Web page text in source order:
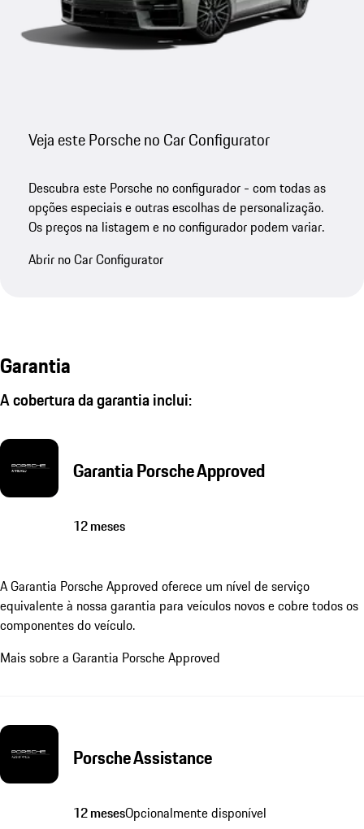
Veja este Porsche no Car Configurator
Descubra este Porsche no configurador - com todas as
opções especiais e outras escolhas de personalização.
Os preços na listagem e no configurador podem variar.
Abrir no Car Configurator
Garantia
A cobertura da garantia inclui:
Garantia Porsche Approved
12 meses
A Garantia Porsche Approved oferece um nível de serviço
equivalente à nossa garantia para veículos novos e cobre todos os
componentes do veículo.
Mais sobre a Garantia Porsche Approved
Porsche Assistance
12 mesesOpcionalmente disponível